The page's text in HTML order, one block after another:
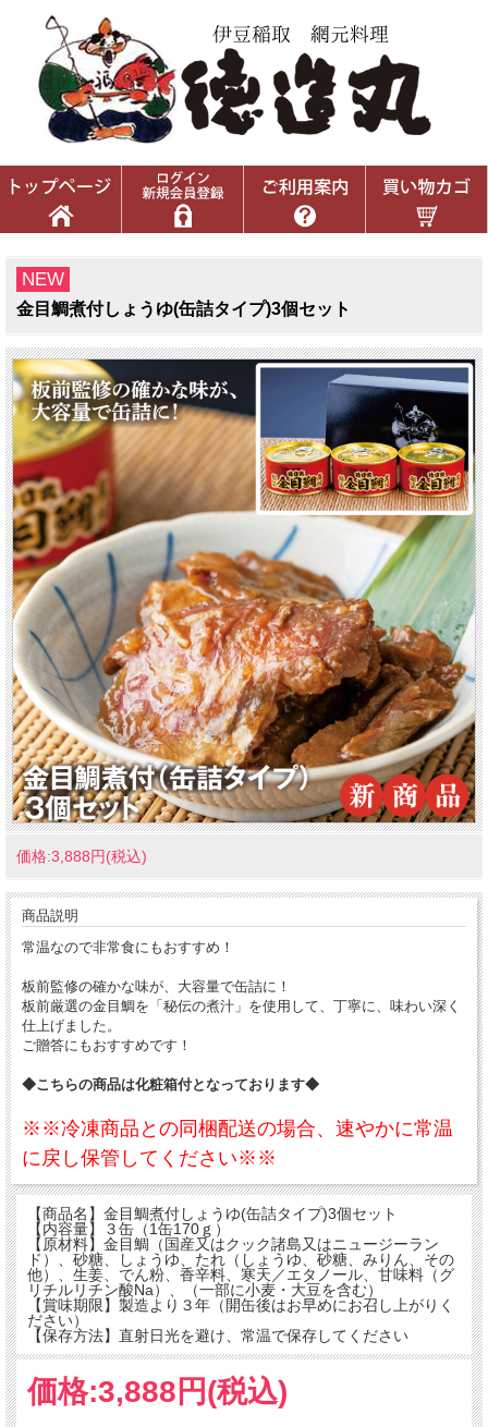
NEW
金目鯛煮付しょうゆ(缶詰タイプ)3個セット
価格:3,888円(税込)
商品説明
常温なので非常食にもおすすめ！
板前監修の確かな味が、大容量で缶詰に！
板前厳選の金目鯛を「秘伝の煮汁」を使用して、丁寧に、味わい深く
仕上げました。
ご贈答にもおすすめです！
◆こちらの商品は化粧箱付となっております◆
※※冷凍商品との同梱配送の場合、速やかに常温
に戻し保管してください※※
【商品名】金目鯛煮付しょうゆ(缶詰タイプ)3個セット
【内容量】３缶（1缶170ｇ）
【原材料】金目鯛（国産又はクック諸島又はニュージーラン
ド）、砂糖、しょうゆ、たれ（しょうゆ、砂糖、みりん、その
他）、生姜、でん粉、香辛料、寒天／エタノール、甘味料（グ
リチルリチン酸Na）、（一部に小麦・大豆を含む）
【賞味期限】製造より３年（開缶後はお早めにお召し上がりく
ださい）
【保存方法】直射日光を避け、常温で保存してください
価格:3,888円(税込)